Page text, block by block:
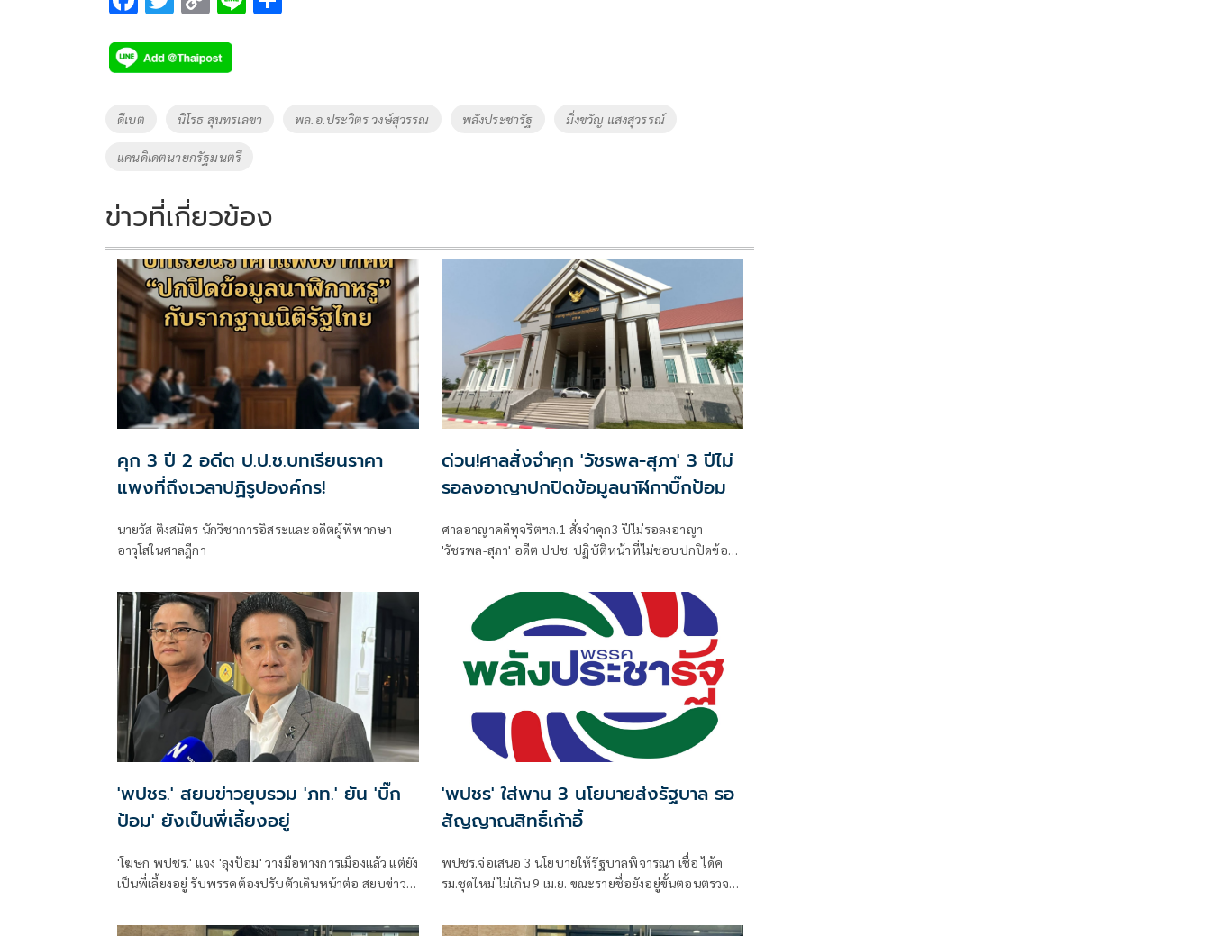
e
b
o
o
k
tt
er
p
y
Li
k
Tags
ดีเบต นิโรธ สุนทรเลขา พล.อ.ประวิตร วงษ์สุวรรณ พลังประชารัฐ มิ่งขวัญ แสงสุวรรณ์
แคนดิเดตนายกรัฐมนตรี
ข่าวที่เกี่ยวข้อง
คุก 3 ปี 2 อดีต ป.ป.ช.บทเรียนราคา
แพงที่ถึงเวลาปฏิรูปองค์กร!
นายวัส ติงสมิตร นักวิชาการอิสระและอดีตผู้พิพากษา
อาวุโสในศาลฎีกา
ด่วน!ศาลสั่งจำคุก 'วัชรพล-สุภา' 3 ปีไม่
รอลงอาญาปกปิดข้อมูลนาฬิกาบิ๊กป้อม
ศาลอาญาคดีทุจริตฯภ.1 สั่งจำคุก3 ปีไม่รอลงอาญา
'วัชรพล-สุภา' อดีต ปปช. ปฏิบัติหน้าที่ไม่ชอบปกปิดข้อมูล
'พปชร.' สยบข่าวยุบรวม 'ภท.' ยัน 'บิ๊ก
ป้อม' ยังเป็นพี่เลี้ยงอยู่
'โฆษก พปชร.' แจง 'ลุงป้อม' วางมือทางการเมืองแล้ว แต่ยัง
เป็นพี่เลี้ยงอยู่ รับพรรคต้องปรับตัวเดินหน้าต่อ สยบข่าว
'พปชร' ใส่พาน 3 นโยบายส่งรัฐบาล รอ
สัญญาณสิทธิ์เก้าอี้
พปชร.จ่อเสนอ 3 นโยบายให้รัฐบาลพิจารณา เชื่อ ได้ค
รม.ชุดใหม่ ไม่เกิน 9 เม.ย. ขณะรายชื่อยังอยู่ขั้นตอนตรวจ
แจ้งอีกครั้ง